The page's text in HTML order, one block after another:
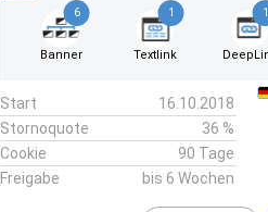
6
Banner
1
Textlink
1
Start
16.10.2018
Stornoquote
36 %
Cookie
90 Tage
Freigabe
bis 6 Wochen